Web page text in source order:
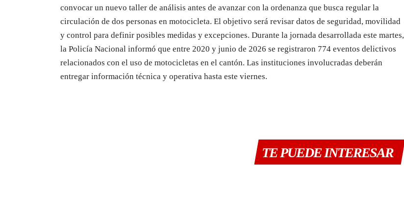
convocar un nuevo taller de análisis antes de avanzar con la ordenanza que busca regular la
circulación de dos personas en motocicleta. El objetivo será revisar datos de seguridad, movilidad
y control para definir posibles medidas y excepciones. Durante la jornada desarrollada este martes,
la Policía Nacional informó que entre 2020 y junio de 2026 se registraron 774 eventos delictivos
relacionados con el uso de motocicletas en el cantón. Las instituciones involucradas deberán
entregar información técnica y operativa hasta este viernes.
TE PUEDE INTERESAR